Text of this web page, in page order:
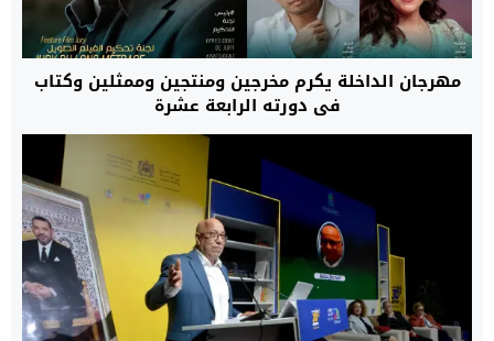
مهرجان الداخلة يكرم مخرجين ومنتجين وممثلين وكتاب
في دورته الرابعة عشرة